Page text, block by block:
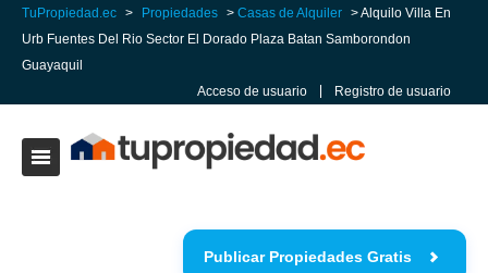
TuPropiedad.ec > Propiedades > Casas de Alquiler > Alquilo Villa En
Urb Fuentes Del Rio Sector El Dorado Plaza Batan Samborondon
Guayaquil
Acceso de usuario
Registro de usuario
Publicar Propiedades Gratis